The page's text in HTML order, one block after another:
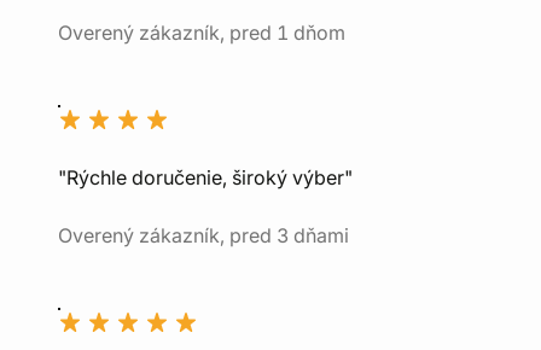
Overený zákazník, pred 1 dňom
"Rýchle doručenie, široký výber"
Overený zákazník, pred 3 dňami